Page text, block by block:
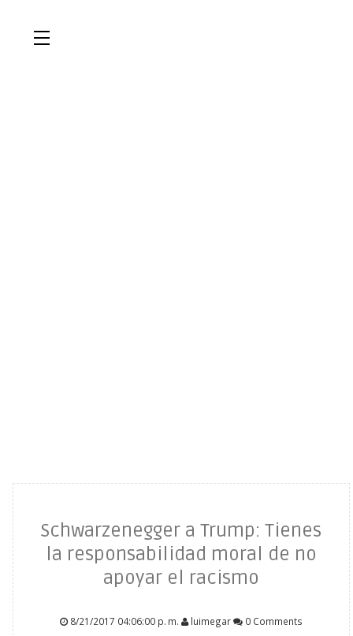
Schwarzenegger a Trump: Tienes
la responsabilidad moral de no
apoyar el racismo
8/21/2017 04:06:00 p. m. luimegar 0 Comments